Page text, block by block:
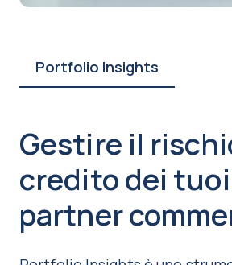
Portfolio Insights
Gestire il
credito dei tuoi
partner